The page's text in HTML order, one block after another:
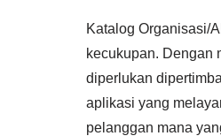
Katalog Organisasi/
kecukupan. Dengan
diperlukan
aplikasi yang
pelanggan mana